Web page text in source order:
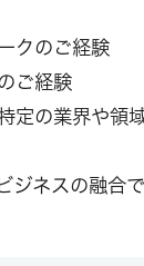
クのご経験
ご経験
定の業界や領
ジネスの融合